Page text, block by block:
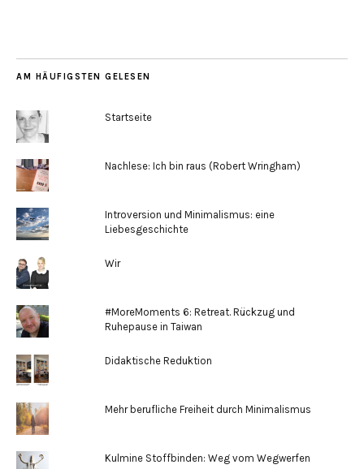
AM HÄUFIGSTEN GELESEN
Startseite
Nachlese: Ich bin raus (Robert Wringham)
Introversion und Minimalismus: eine
Liebesgeschichte
Wir
#MoreMoments 6: Retreat. Rückzug und
Ruhepause in Taiwan
Didaktische Reduktion
Mehr berufliche Freiheit durch Minimalismus
Kulmine Stoffbinden: Weg vom Wegwerfen